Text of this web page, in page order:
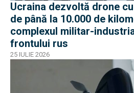
Ucraina dezvoltă drone
de până la 10.000 de
complexul militar-
frontului rus
25 IULIE 2026